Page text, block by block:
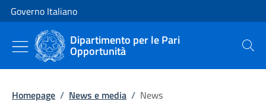
Vai al contenuto
Vai alla navigazione del sito
Governo Italiano
Dipartimento per le Pari
Opportunità Cerca
Homepage / News e media / News